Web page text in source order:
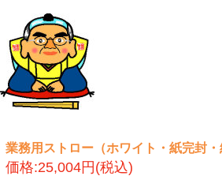
業務用ストロー（ホワイト・紙完封
価格:25,004円(税込)